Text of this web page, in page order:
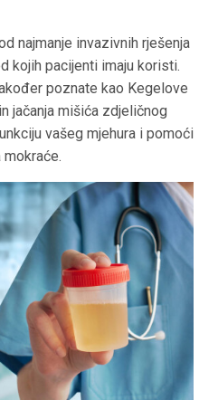
najmanje invazivnih rješenja
kojih pacijenti imaju koristi.
poznate kao Kegelove
jačanja mišića zdjeličnog
vašeg mjehura i pomoći
mokraće.